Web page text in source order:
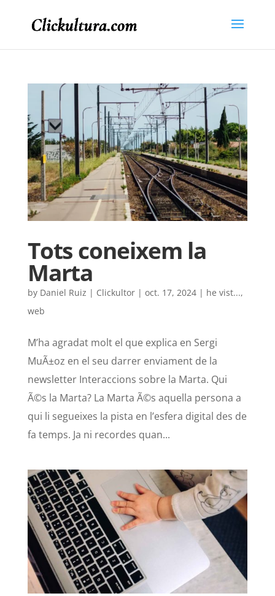
Tots coneixem la
Marta
by Daniel Ruiz | Clickultor| oct. 17, 2024| he vist...,
web
M’ha agradat molt el que explica en Sergi
MuÃ±oz en el seu darrer enviament de la
newsletter Interaccions sobre la Marta. Qui
Ã©s la Marta? La Marta Ã©s aquella persona a
qui li segueixes la pista en l’esfera digital des de
fa temps. Ja ni recordes quan...